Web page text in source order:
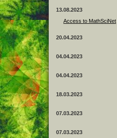
13.08.2023
Access to MathSciNet
20.04.2023
04.04.2023
04.04.2023
18.03.2023
07.03.2023
07.03.2023